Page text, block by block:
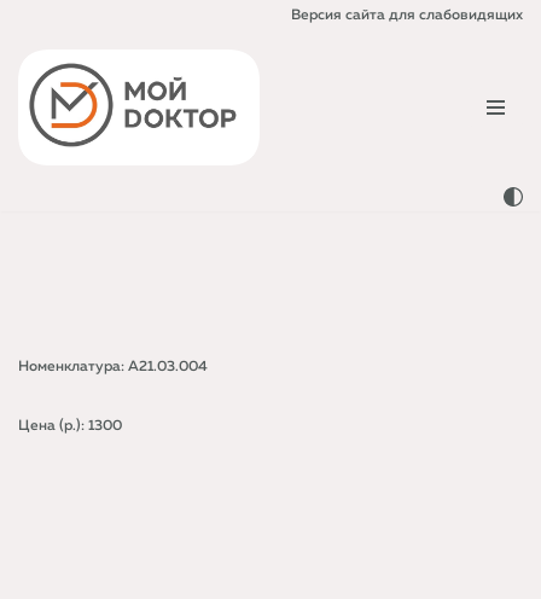
Перейти
содержимому
Версия сайта для слабовидящих
Номенклатура: A21.03.004
Цена (р.): 1300